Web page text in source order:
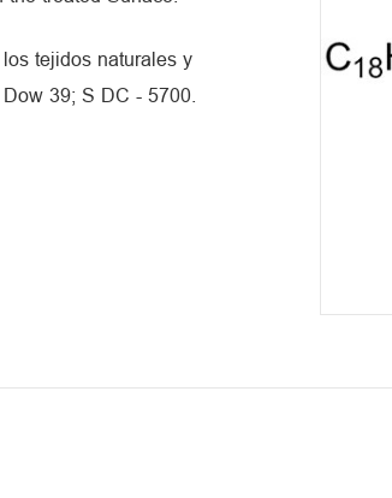
tejidos naturales y
39; S DC - 5700.